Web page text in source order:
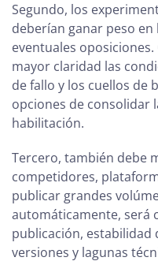
Segundo, los
deberían ganar peso en
eventuales
mayor claridad las
de fallo y los cuellos de
opciones de consolidar
habilitación.
Tercero, también debe
competidores,
publicar grandes
automáticamente, será
publicación,
versiones y lagunas